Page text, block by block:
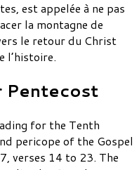
est appelée à ne pas
la montagne de
le retour du Christ
l’histoire.
Pentecost
for the Tenth
pericope of the Gospel
verses 14 to 23. The